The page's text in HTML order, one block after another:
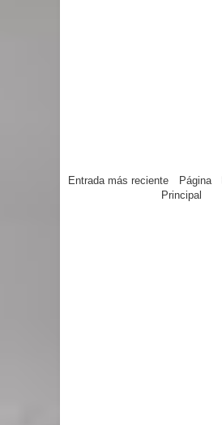
Entrada más reciente
Página
Principal